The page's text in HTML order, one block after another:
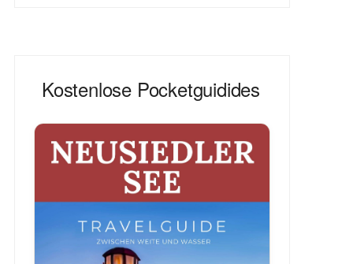
Kostenlose Pocketguidides